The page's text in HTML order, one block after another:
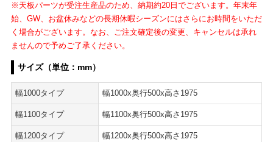
※天板パーツが受注生産品のため、納期約20日でございます。年末年
始、GW、お盆休みなどの長期休暇シーズンにはさらにお時間をいただ
く場合がございます。 なお、ご注文確定後の変更、キャンセルは承れ
ませんので予めご了承ください。
サイズ（単位：mm）
幅1000タイプ 幅1000x奥行500x高さ1975
幅1100タイプ 幅1100x奥行500x高さ1975
幅1200タイプ 幅1200x奥行500x高さ1975